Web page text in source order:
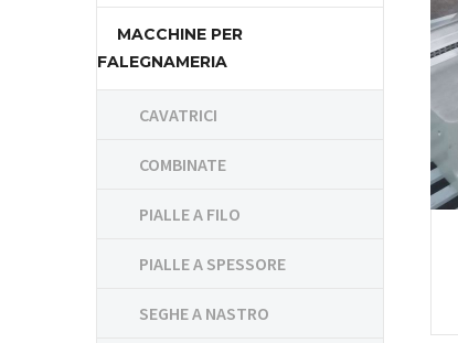
MACCHINE PER
FALEGNAMERIA
CAVATRICI
COMBINATE
PIALLE A FILO
PIALLE A SPESSORE
SEGHE A NASTRO